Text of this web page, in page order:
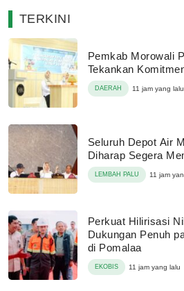
TERKINI
Pemkab Morowali
Tekankan
DAERAH 11 jam yang lalu
Seluruh Depot Air
Diharap Segera
LEMBAH PALU 11 jam
Perkuat Hilirisasi
Dukungan Penuh
di Pomalaa
EKOBIS 11 jam yang lalu